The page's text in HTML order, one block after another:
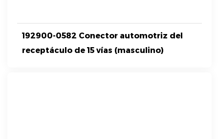
192900-0582 Conector automotriz del
receptáculo de 15 vías (masculino)